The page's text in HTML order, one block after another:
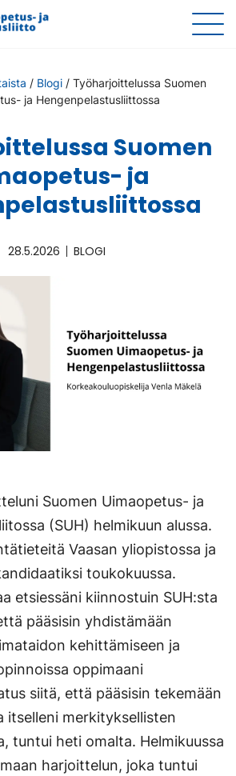
/ Blogi/ Työharjoittelussa Suomen
ja Hengenpelastusliittossa
Suomen
ja
28.5.2026 BLOGI
Suomen Uimaopetus- ja
(SUH) helmikuun alussa.
Vaasan yliopistossa ja
toukokuussa.
etsiessäni kiinnostuin SUH:sta
pääsisin yhdistämään
kehittämiseen ja
oppimaani
siitä, että pääsisin tekemään
itselleni merkityksellisten
tuntui heti omalta. Helmikuussa
harjoittelun, joka tuntui